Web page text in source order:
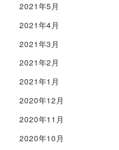
2021年5月
2021年4月
2021年3月
2021年2月
2021年1月
2020年12月
2020年11月
2020年10月